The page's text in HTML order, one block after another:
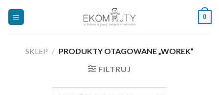
0
SKLEP / PRODUKTY OTAGOWANE „WOREK”
FILTRUJ